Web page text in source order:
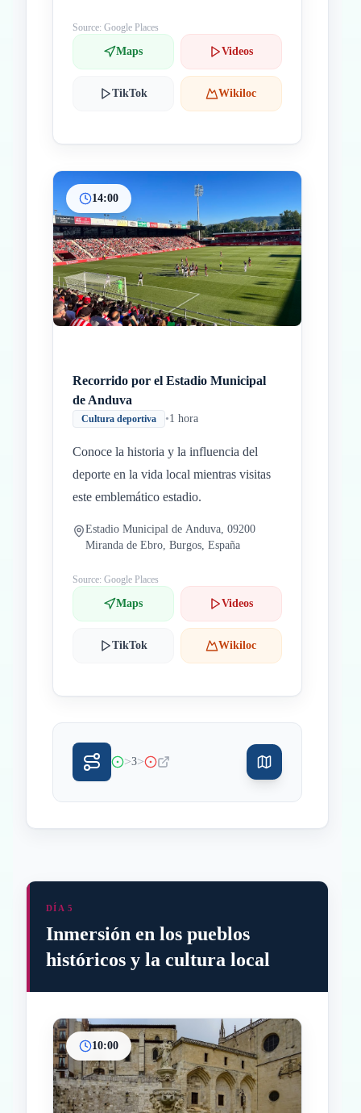
Source: Google Places
Maps Videos
TikTok Wikiloc
14:00
Recorrido por el Estadio Municipal
de Anduva
Cultura deportiva •1 hora
Conoce la historia y la influencia del
deporte en la vida local mientras visitas
este emblemático estadio.
Estadio Municipal de Anduva, 09200
Miranda de Ebro, Burgos, España
Source: Google Places
Maps Videos
TikTok Wikiloc
>3>
InicioParadas intermedias
Final
DÍA 5
Inmersión en los pueblos
históricos y la cultura local
10:00